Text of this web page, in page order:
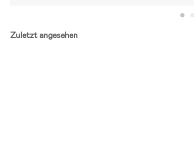
Zuletzt angesehen